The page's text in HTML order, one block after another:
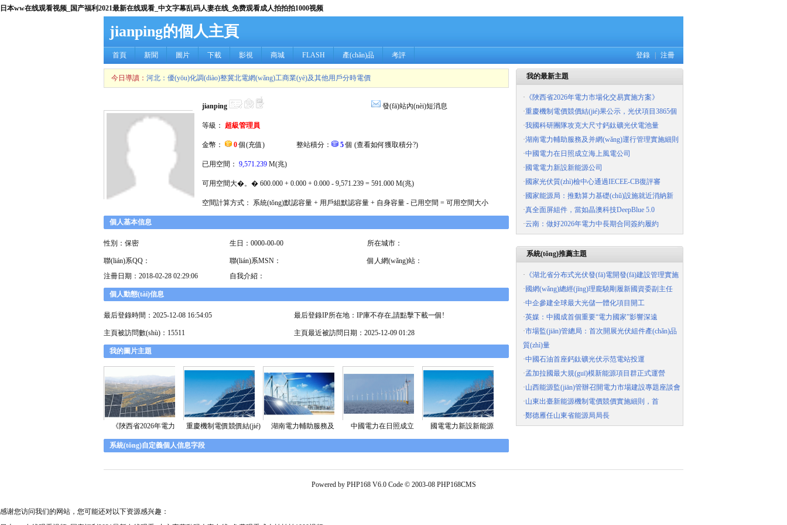
日本ww在线观看视频_国产福利2021最新在线观看_中文字幕乱码人妻在线_免费观看成人拍拍拍1000视频
jianping的個人主頁
首頁 新聞 圖片 下載 影視 商城 FLASH 產(chǎn)品 考評 登錄 注冊
今日導讀： 河北：優(yōu)化調(diào)整冀北電網(wǎng)工商業(yè)及其他用戶分時電價
jianping 發(fā)站內(nèi)短消息
等級： 超級管理員
金幣： 0個(充值) 整站積分： 5個 (查看如何獲取積分?)
已用空間： 9,571.239 M(兆)
可用空間大�。� 600.000 + 0.000 + 0.000 - 9,571.239 = 591.000 M(兆)
空間計算方式： 系統(tǒng)默認容量 + 用戶組默認容量 + 自身容量 - 已用空間 = 可用空間大小
個人基本信息
性別：保密 生日：0000-00-00 所在城市：
聯(lián)系QQ： 聯(lián)系MSN：
個人網(wǎng)站：
注冊日期：2018-02-28 02:29:06
自我介紹：
個人動態(tài)信息
最后登錄時間：2025-12-08 16:54:05 最后登錄IP所在地： IP庫不存在,請點擊下載一個!
主頁被訪問數(shù)：15511 主頁最近被訪問日期：2025-12-09 01:28
我的圖片主題
《陜西省2026年電力 重慶機制電價競價結(jié) 湖南電力輔助服務及 中國電力在日照成立 國電電力新設新能源
系統(tǒng)自定義個人信息字段
我的最新主題
· 《陜西省2026年電力市場化交易實施方案》
·重慶機制電價競價結(jié)果公示，光伏項目3865個
·我國科研團隊攻克大尺寸鈣鈦礦光伏電池量
·湖南電力輔助服務及并網(wǎng)運行管理實施細則
·中國電力在日照成立海上風電公司
· 國電電力新設新能源公司
· 國家光伏質(zhì)檢中心通過IECEE-CB復評審
· 國家能源局：推動算力基礎(chǔ)設施就近消納新
·真全面屏組件，當如晶澳科技DeepBlue 5.0
·云南：做好2026年電力中長期合同簽約履約
系統(tǒng)推薦主題
· 《湖北省分布式光伏發(fā)電開發(fā)建設管理實施
· 國網(wǎng)總經(jīng)理龐驍剛履新國資委副主任
·中企參建全球最大光儲一體化項目開工
·英媒：中國成首個重要“電力國家”影響深遠
·市場監(jiān)管總局：首次開展光伏組件產(chǎn)品
質(zhì)量
·中國石油首座鈣鈦礦光伏示范電站投運
·孟加拉國最大規(guī)模新能源項目群正式運營
·山西能源監(jiān)管辦召開電力市場建設專題座談會
·山東出臺新能源機制電價競價實施細則，首
·鄭德雁任山東省能源局局長
Powered by PHP168 V6.0Code © 2003-08 PHP168CMS
感谢您访问我们的网站，您可能还对以下资源感兴趣：